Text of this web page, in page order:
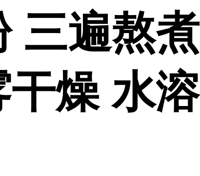
三遍熬煮
燥 水溶